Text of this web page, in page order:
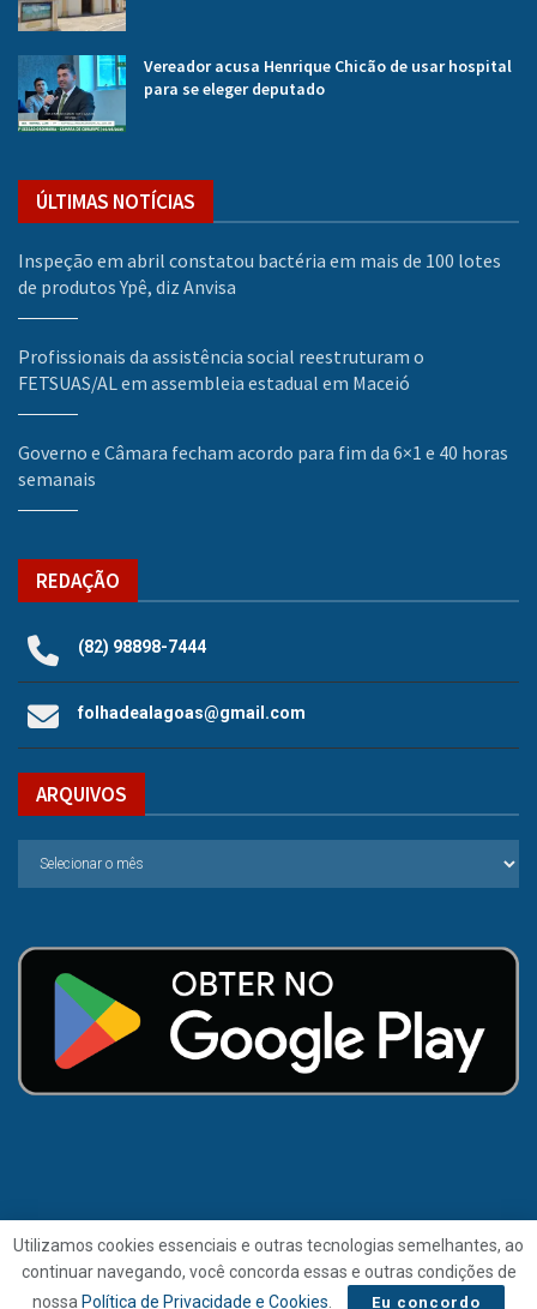
Vereador acusa Henrique Chicão de usar hospital
para se eleger deputado
ÚLTIMAS NOTÍCIAS
Inspeção em abril constatou bactéria em mais de 100 lotes
de produtos Ypê, diz Anvisa
Profissionais da assistência social reestruturam o
FETSUAS/AL em assembleia estadual em Maceió
Governo e Câmara fecham acordo para fim da 6×1 e 40 horas
semanais
REDAÇÃO
(82) 98898-7444
folhadealagoas@gmail.com
ARQUIVOS
Utilizamos cookies essenciais e outras tecnologias semelhantes, ao
continuar navegando, você concorda essas e outras condições de
nossa Política de Privacidade e Cookies Eu concordo